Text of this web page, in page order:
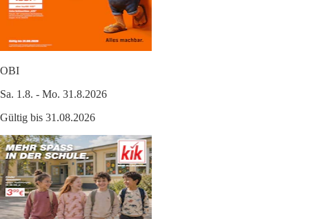
OBI
Sa. 1.8. - Mo. 31.8.2026
Gültig bis 31.08.2026